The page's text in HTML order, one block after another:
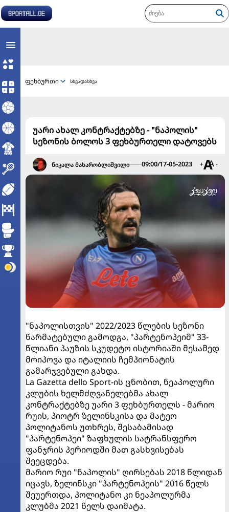
ფეხბურთი სხვადასხვა
უარი ახალ კონტრაქტებზე - "ნაპოლის"
სეზონის ბოლოს 3 ფეხბურთელი დატოვებს
ნიკალა მახარობლიშვილი 09:00/17-05-2023 + -
"ნაპოლისთვის" 2022/2023 წლების სეზონი
წარმატებული გამოდგა, "პარტენოპეიმ" 33-
წლიანი პაუზის სკუდეტო ისტორიაში მესამედ
მოიპოვა და იტალიის ჩემპიონატის
გამარჯვებული გახდა.
La Gazetta dello Sport-ის ცნობით, ნეაპოლური
კლუბის ხელმძღვანელებმა ახალ
კონტრაქტებზე უარი 3 ფეხბურთელს - მარიო
რუის, პიოტრ ზელინსკისა და მატეო
პოლიტანოს უთხრეს, შესაბამისად
"პარტენოპეი" ზაფხულის სატრანსფერო
ფანჯრის პერიოდში მათ გასხვისებას
შეეცდება.
მარიო რუი "ნაპოლის" ღირსებას 2018 წლიდან
იცავს, ზელინსკი "პარტენოპეის" 2016 წელს
შეუერთდა, პოლიტანო კი ნეაპოლურმა
კლუბმა 2021 წელს დაიმატა.